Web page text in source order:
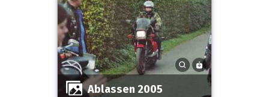
Ablassen 2005